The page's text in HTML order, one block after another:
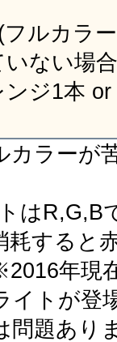
フルカラ
ない場
ンジ1本
カラーが
はR,G,B
耗すると
年現
イトが登
問題あり